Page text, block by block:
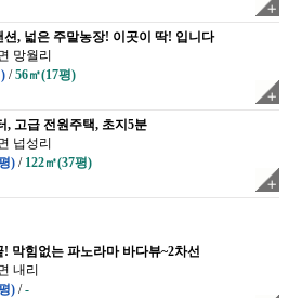
션, 넓은 주말농장! 이곳이 딱! 입니다
망월리
/56㎡(17평)
, 고급 전원주택, 초지5분
넙성리
) / 122㎡(37평)
! 막힘없는 파노라마 바다뷰~2차선
내리
) /-